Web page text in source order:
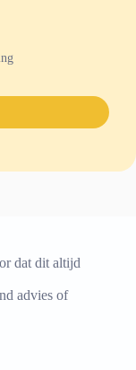
dat dit altijd
advies of